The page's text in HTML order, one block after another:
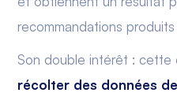
recommandations
Son double intérêt : cette
récolter des données